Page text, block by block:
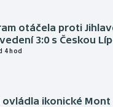
otáčela proti
3:0 s Českou
4 hod
ovládla ikonické Mont